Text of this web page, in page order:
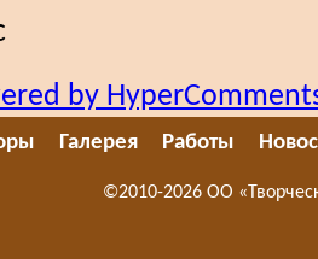
by
Галерея Работы
©2010-2026 ОО